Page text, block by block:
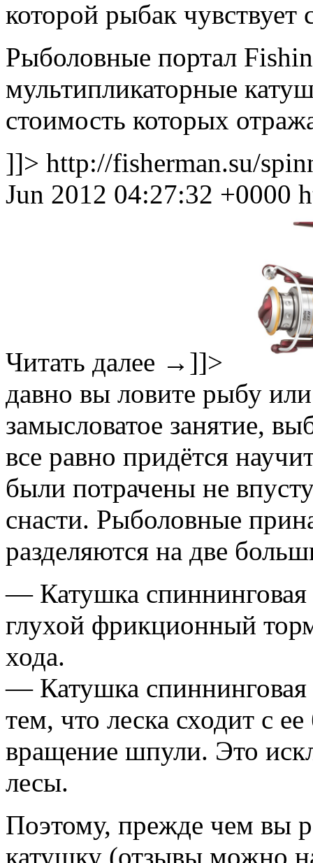
которой рыбак
Рыболовные портал
мультипликаторные
стоимость которых
]]> http://fisherman.su/
Jun 2012 04:27:32 +0000
Читать далее → ]]>
давно вы ловите рыбу или
замысловатое занятие,
все равно придётся
были потрачены не
снасти. Рыболовные
разделяются на две
— Катушка
глухой фрикционный
хода.
— Катушка
тем, что леска сходит с
вращение шпули. Это
лесы.
Поэтому, прежде чем вы
катушку (отзывы можно